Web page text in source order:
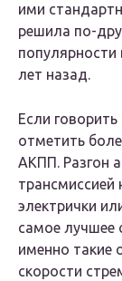
ими
решила по-
лет назад.
Если
отметить
АКПП. Разгон
трансмиссией
электрички
самое лучшее
именно такие
скорости